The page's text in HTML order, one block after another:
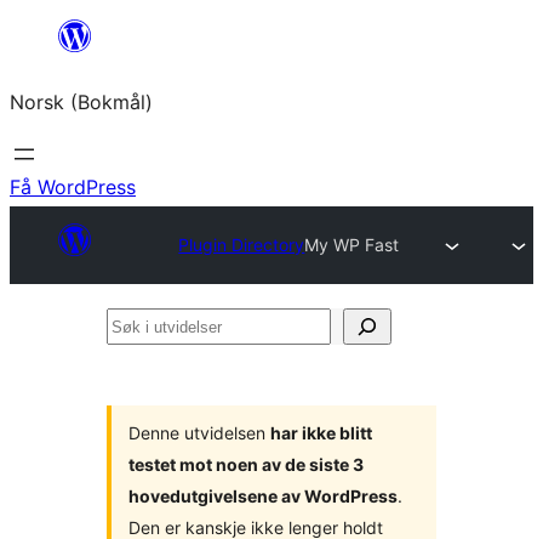
Hopp
innhold
Norsk (Bokmål)
Få WordPress
Plugin DirectoryMy WP Fast
Søk
Denne utvidelsen har ikke blitt
testet mot noen av de siste 3
hovedutgivelsene av WordPress.
Den er kanskje ikke lenger holdt